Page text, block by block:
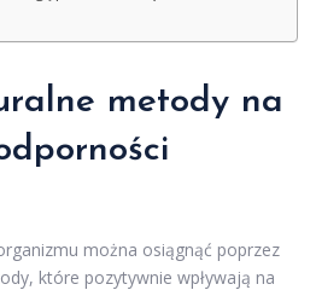
metody na
można osiągnąć poprzez
które pozytywnie wpływają na